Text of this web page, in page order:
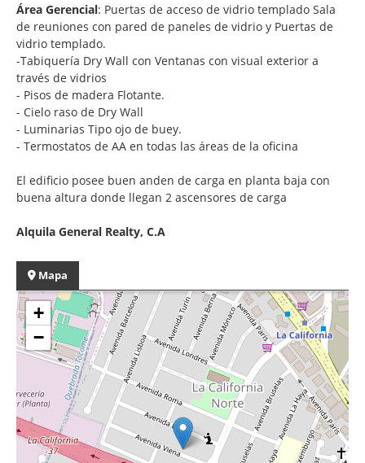
Área Gerencial: Puertas de acceso de vidrio templado Sala
de reuniones con pared de paneles de vidrio y Puertas de
vidrio templado.
-Tabiquería Dry Wall con Ventanas con visual exterior a
través de vidrios
- Pisos de madera Flotante.
- Cielo raso de Dry Wall
- Luminarias Tipo ojo de buey.
- Termostatos de AA en todas las áreas de la oficina
El edificio posee buen anden de carga en planta baja con
buena altura donde llegan 2 ascensores de carga
Alquila General Realty, C.A
Mapa
+
−